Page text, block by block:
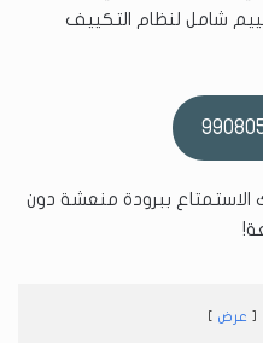
شامل لنظام التكييف
ببرودة منعشة دون
عرض